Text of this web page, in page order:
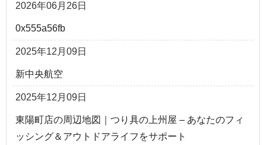
2026年06月26日
0x555a56fb
2025年12月09日
新中央航空
2025年12月09日
東陽町店の周辺地図｜つり具の上州屋 – あなたのフィ
ッシング＆アウトドアライフをサポート